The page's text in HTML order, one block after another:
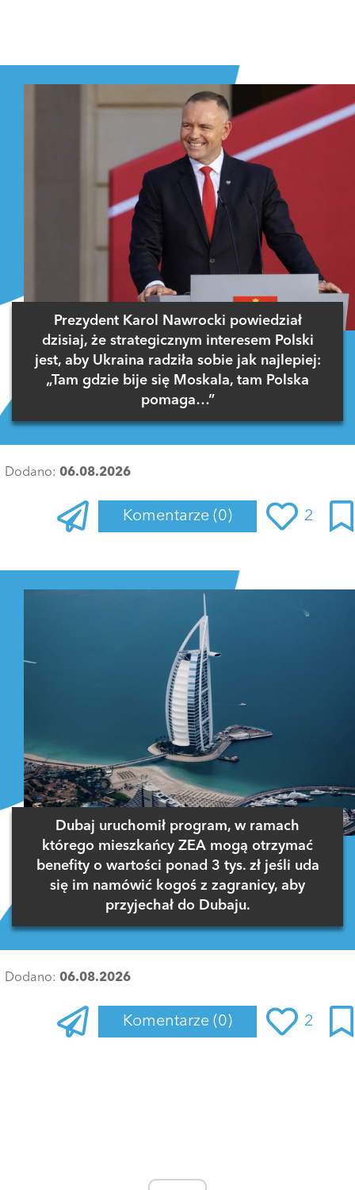
Prezydent Karol Nawrocki powiedział
dzisiaj, że strategicznym interesem Polski
jest, aby Ukraina radziła sobie jak najlepiej:
„Tam gdzie bije się Moskala, tam Polska
pomaga…”
Dodano: 06.08.2026
Komentarze (0) 2
Dubaj uruchomił program, w ramach
którego mieszkańcy ZEA mogą otrzymać
benefity o wartości ponad 3 tys. zł jeśli uda
się im namówić kogoś z zagranicy, aby
przyjechał do Dubaju.
Dodano: 06.08.2026
Komentarze (0) 2